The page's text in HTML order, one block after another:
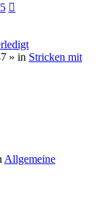
» in Stricken mit
Allgemeine